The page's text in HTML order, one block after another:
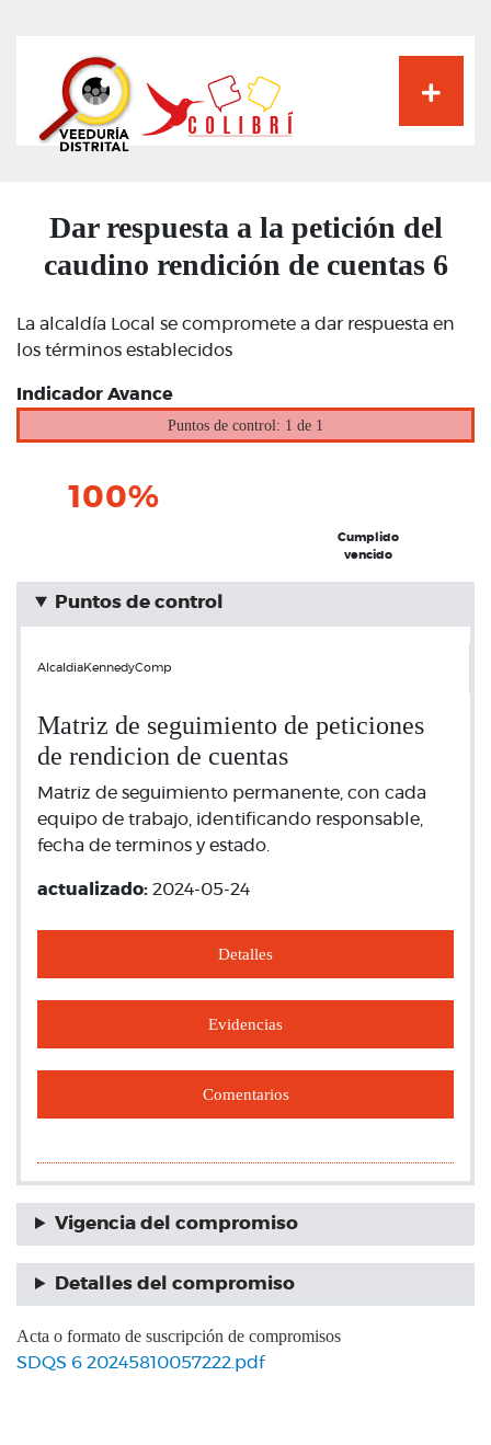
principal
Dar respuesta a la petición del
caudino rendición de cuentas 6
La alcaldía Local se compromete a dar respuesta en
los términos establecidos
Indicador Avance
Puntos de control: 1 de 1
100%
Cumplido
vencido
Puntos de control
AlcaldiaKennedyComp
Matriz de seguimiento de peticiones
de rendicion de cuentas
Matriz de seguimiento permanente, con cada
equipo de trabajo, identificando responsable,
fecha de terminos y estado.
actualizado: 2024-05-24
Detalles
Evidencias
Comentarios
Vigencia del compromiso
Detalles del compromiso
Acta o formato de suscripción de compromisos
SDQS 6 20245810057222.pdf